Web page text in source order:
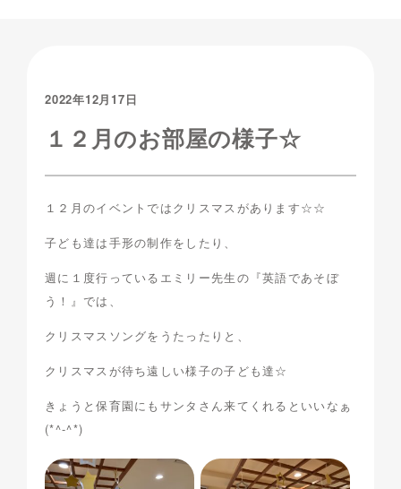
2022年12月17日
１２月のお部屋の様子☆
１２月のイベントではクリスマスがあります☆☆
子ども達は手形の制作をしたり、
週に１度行っているエミリー先生の『英語であそぼ
う！』では、
クリスマスソングをうたったりと、
クリスマスが待ち遠しい様子の子ども達☆
きょうと保育園にもサンタさん来てくれるといいなぁ
(*^-^*)